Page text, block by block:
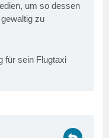
um so dessen
zu
für sein Flugtaxi